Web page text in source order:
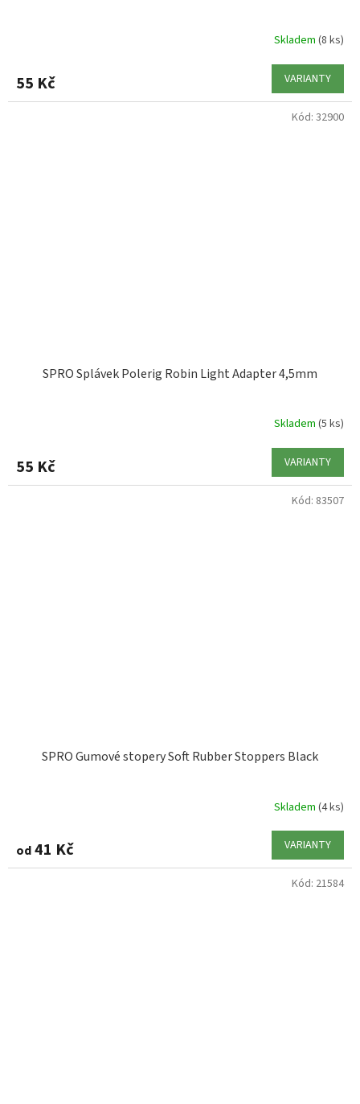
Skladem (8 ks)
55 Kč VARIANTY
SPRO Splávek Polerig Robin Light Adapter 4,5mm
Skladem (5 ks)
55 Kč VARIANTY
Kód: 32900
SPRO Gumové stopery Soft Rubber Stoppers Black
Skladem (4 ks)
od41 Kč VARIANTY
Kód: 83507
Kód: 21584